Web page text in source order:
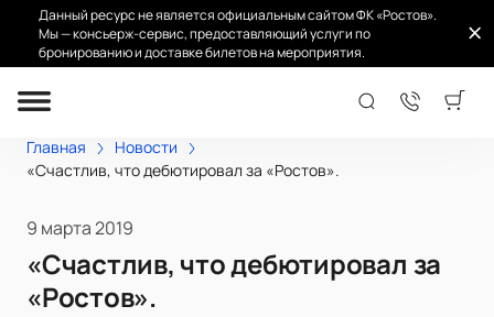
Данный ресурс не является официальным сайтом ФК «Ростов».
Мы — консьерж-сервис, предоставляющий услуги по
бронированию и доставке билетов на мероприятия.
Главная
Новости
«Счастлив, что дебютировал за «Ростов».
9 марта 2019
«Счастлив, что дебютировал за
«Ростов».